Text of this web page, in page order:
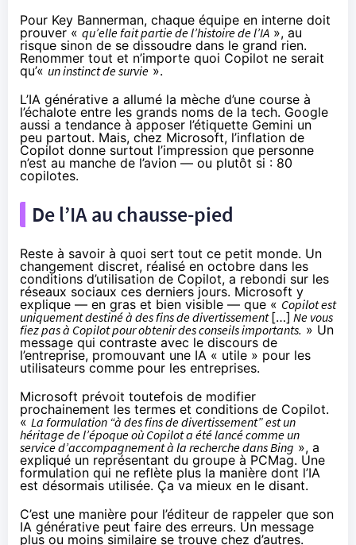
Pour Key Bannerman, chaque équipe en interne doit
prouver « qu’elle fait partie de l’histoire de l’IA », au
risque sinon de se dissoudre dans le grand rien.
Renommer tout et n’importe quoi Copilot ne serait
qu’« un instinct de survie ».
L’IA générative a allumé la mèche d’une course à
l’échalote entre les grands noms de la tech. Google
aussi a tendance à apposer l’étiquette Gemini un
peu partout. Mais, chez Microsoft, l’inflation de
Copilot donne surtout l’impression que personne
n’est au manche de l’avion — ou plutôt si : 80
copilotes.
De l’IA au chausse-pied
Reste à savoir à quoi sert tout ce petit monde. Un
changement discret, réalisé en octobre dans les
conditions d’utilisation de Copilot, a rebondi sur les
réseaux sociaux ces derniers jours. Microsoft y
explique — en gras et bien visible — que « Copilot est
uniquement destiné à des fins de divertissement[…] Ne vous
fiez pas à Copilot pour obtenir des conseils importants. » Un
message qui contraste avec le discours de
l’entreprise, promouvant une IA « utile » pour les
utilisateurs comme pour les entreprises.
Microsoft prévoit toutefois de modifier
prochainement les termes et conditions de Copilot.
« La formulation “à des fins de divertissement” est un
héritage de l’époque où Copilot a été lancé comme un
service d’accompagnement à la recherche dans Bing », a
expliqué un représentant du groupe à PCMag. Une
formulation qui ne reflète plus la manière dont l’IA
est désormais utilisée. Ça va mieux en le disant.
C’est une manière pour l’éditeur de rappeler que son
IA générative peut faire des erreurs. Un message
plus ou moins similaire se trouve chez d’autres.